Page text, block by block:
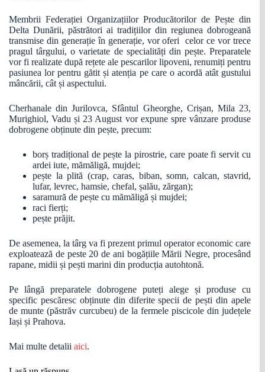
Membrii Federației Organizațiilor Producătorilor de Pește din
Delta Dunării, păstrători ai tradițiilor din regiunea dobrogeană
transmise din generație în generație, vor oferi celor ce vor trece
pragul târgului, o varietate de specialități din pește. Preparatele
vor fi realizate după rețete ale pescarilor lipoveni, renumiți pentru
pasiunea lor pentru gătit și atenția pe care o acordă atât gustului
mâncării, cât și aspectului.
Cherhanale din Jurilovca, Sfântul Gheorghe, Crișan, Mila 23,
Murighiol, Vadu și 23 August vor expune spre vânzare produse
dobrogene obținute din pește, precum:
borș tradițional de pește la pirostrie, care poate fi servit cu
ardei iute, mămăligă, mujdei;
pește la plită (crap, caras, biban, somn, calcan, stavrid,
lufar, levrec, hamsie, chefal, șalău, zărgan);
saramură de pește cu mămăligă și mujdei;
raci fierți;
pește prăjit.
De asemenea, la târg va fi prezent primul operator economic care
exploatează de peste 20 de ani bogățiile Mării Negre, procesând
rapane, midii și pești marini din producția autohtonă.
Pe lângă preparatele dobrogene puteți alege și produse cu
specific pescăresc obținute din diferite specii de pești din apele
de munte (păstrăv curcubeu) de la fermele piscicole din județele
Iași și Prahova.
Mai multe detalii aici.